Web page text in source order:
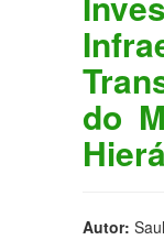
do
Autor: